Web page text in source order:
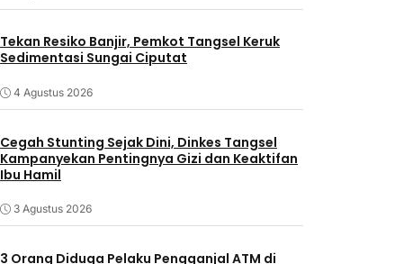
Tekan Resiko Banjir, Pemkot Tangsel Keruk
Sedimentasi Sungai Ciputat
4 Agustus 2026
Cegah Stunting Sejak Dini, Dinkes Tangsel
Kampanyekan Pentingnya Gizi dan Keaktifan
Ibu Hamil
3 Agustus 2026
3 Orang Diduga Pelaku Pengganjal ATM di